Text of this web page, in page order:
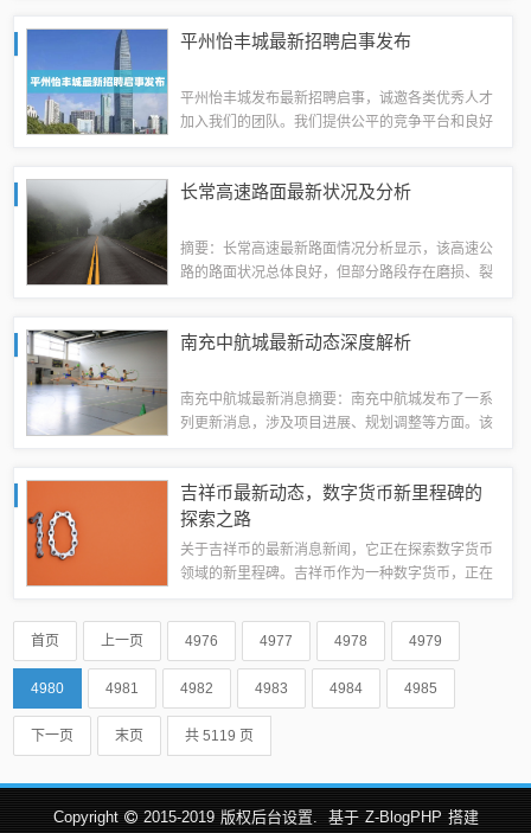
人，同时欢迎有志于从事此领域的热情人士加入...
平州怡丰城最新招聘启事发布
平州怡丰城发布最新招聘启事，诚邀各类优秀人才
加入我们的团队。我们提供公平的竞争平台和良好
我们都欢迎您的加入。在平州怡丰城，我们共...
长常高速路面最新状况及分析
摘要：长常高速最新路面情况分析显示，该高速公
路的路面状况总体良好，但部分路段存在磨损、裂
需要进一步加强监测和维护，确保长常高速路...
南充中航城最新动态深度解析
南充中航城最新消息摘要：南充中航城发布了一系
列更新消息，涉及项目进展、规划调整等方面。该
地城市形象、促进经济发展具有重要意义。更...
吉祥币最新动态，数字货币新里程碑的
探索之路
关于吉祥币的最新消息新闻，它正在探索数字货币
领域的新里程碑。吉祥币作为一种数字货币，正在
关其最新进展和动态正在不断报道和关注中，为数
字货币领域带来新的活力和机遇。如需了解更...
首页 上一页 4976 4977 4978 4979
4980 4981 4982 4983 4984 4985
下一页 末页 共 5119 页
Copyright 2015-2019 版权后台设置. 基于 Z-BlogPHP 搭建